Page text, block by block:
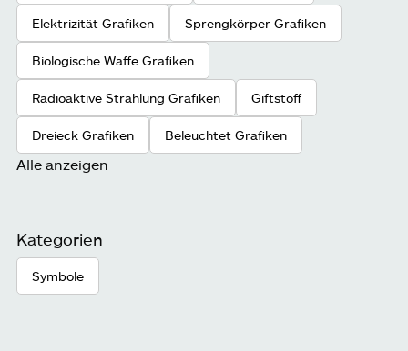
Elektrizität Grafiken Sprengkörper Grafiken
Biologische Waffe Grafiken
Radioaktive Strahlung Grafiken Giftstoff
Dreieck Grafiken Beleuchtet Grafiken
Alle anzeigen
Kategorien
Symbole